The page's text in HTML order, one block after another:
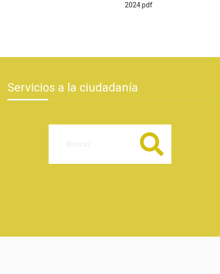
2024.pdf
Servicios a la ciudadanía
Buscar